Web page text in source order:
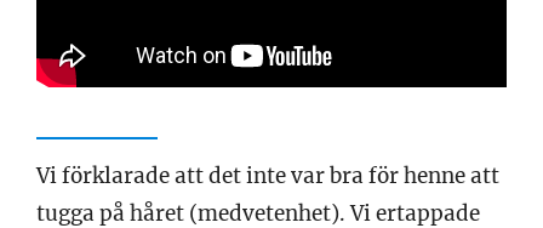
Vi förklarade att det inte var bra för henne att
tugga på håret (medvetenhet). Vi ertappade